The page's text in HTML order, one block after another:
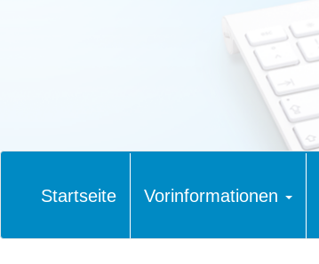
Startseite Vorinformationen